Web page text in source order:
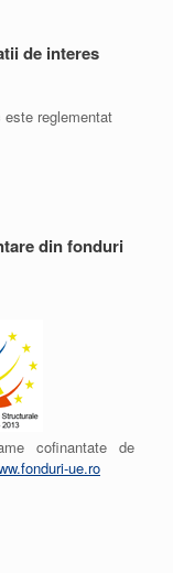
de interes
reglementat
din fonduri
cofinantate de
ue.ro